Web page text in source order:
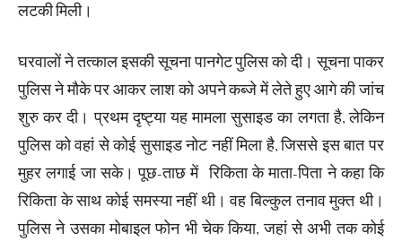
लटकी मिली।
घरवालों ने तत्काल इसकी सूचना पानगेट पुलिस को दी। सूचना पाकर
पुलिस ने मौके पर आकर लाश को अपने कब्जे में लेते हुए आगे की जांच
शुरु कर दी। प्रथम दृष्ट्या यह मामला सुसाइड का लगता है, लेकिन
पुलिस को वहां से कोई सुसाइड नोट नहीं मिला है, जिससे इस बात पर
मुहर लगाई जा सके। पूछ-ताछ में रिकिता के माता-पिता ने कहा कि
रिकिता के साथ कोई समस्या नहीं थी। वह बिल्कुल तनाव मुक्त थी।
पुलिस ने उसका मोबाइल फोन भी चेक किया, जहां से अभी तक कोई